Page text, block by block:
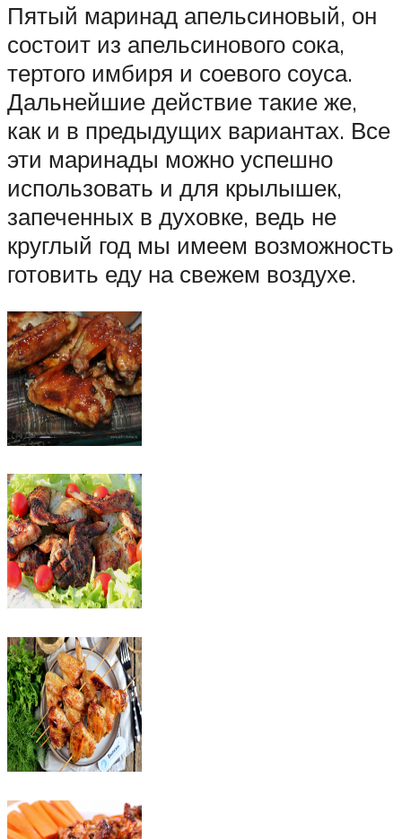
Пятый маринад апельсиновый, он
состоит из апельсинового сока,
тертого имбиря и соевого соуса.
Дальнейшие действие такие же,
как и в предыдущих вариантах. Все
эти маринады можно успешно
использовать и для крылышек,
запеченных в духовке, ведь не
круглый год мы имеем возможность
готовить еду на свежем воздухе.